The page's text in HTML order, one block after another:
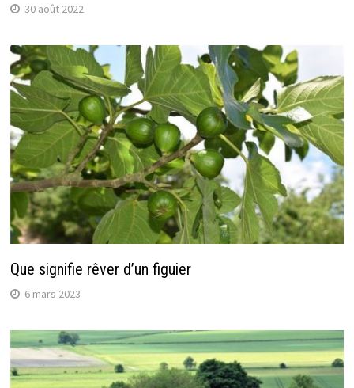
30 août 2022
Que signifie rêver d’un figuier
6 mars 2023